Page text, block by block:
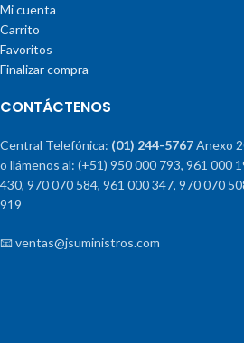
Mi cuenta
Carrito
Favoritos
Finalizar compra
CONTÁCTENOS
Central Telefónica: (01) 244-5767Anexo
o llámenos al: (+51) 950 000 793, 961 000
430, 970 070 584, 961 000 347, 970 070
919
📧 ventas@jsuministros.com